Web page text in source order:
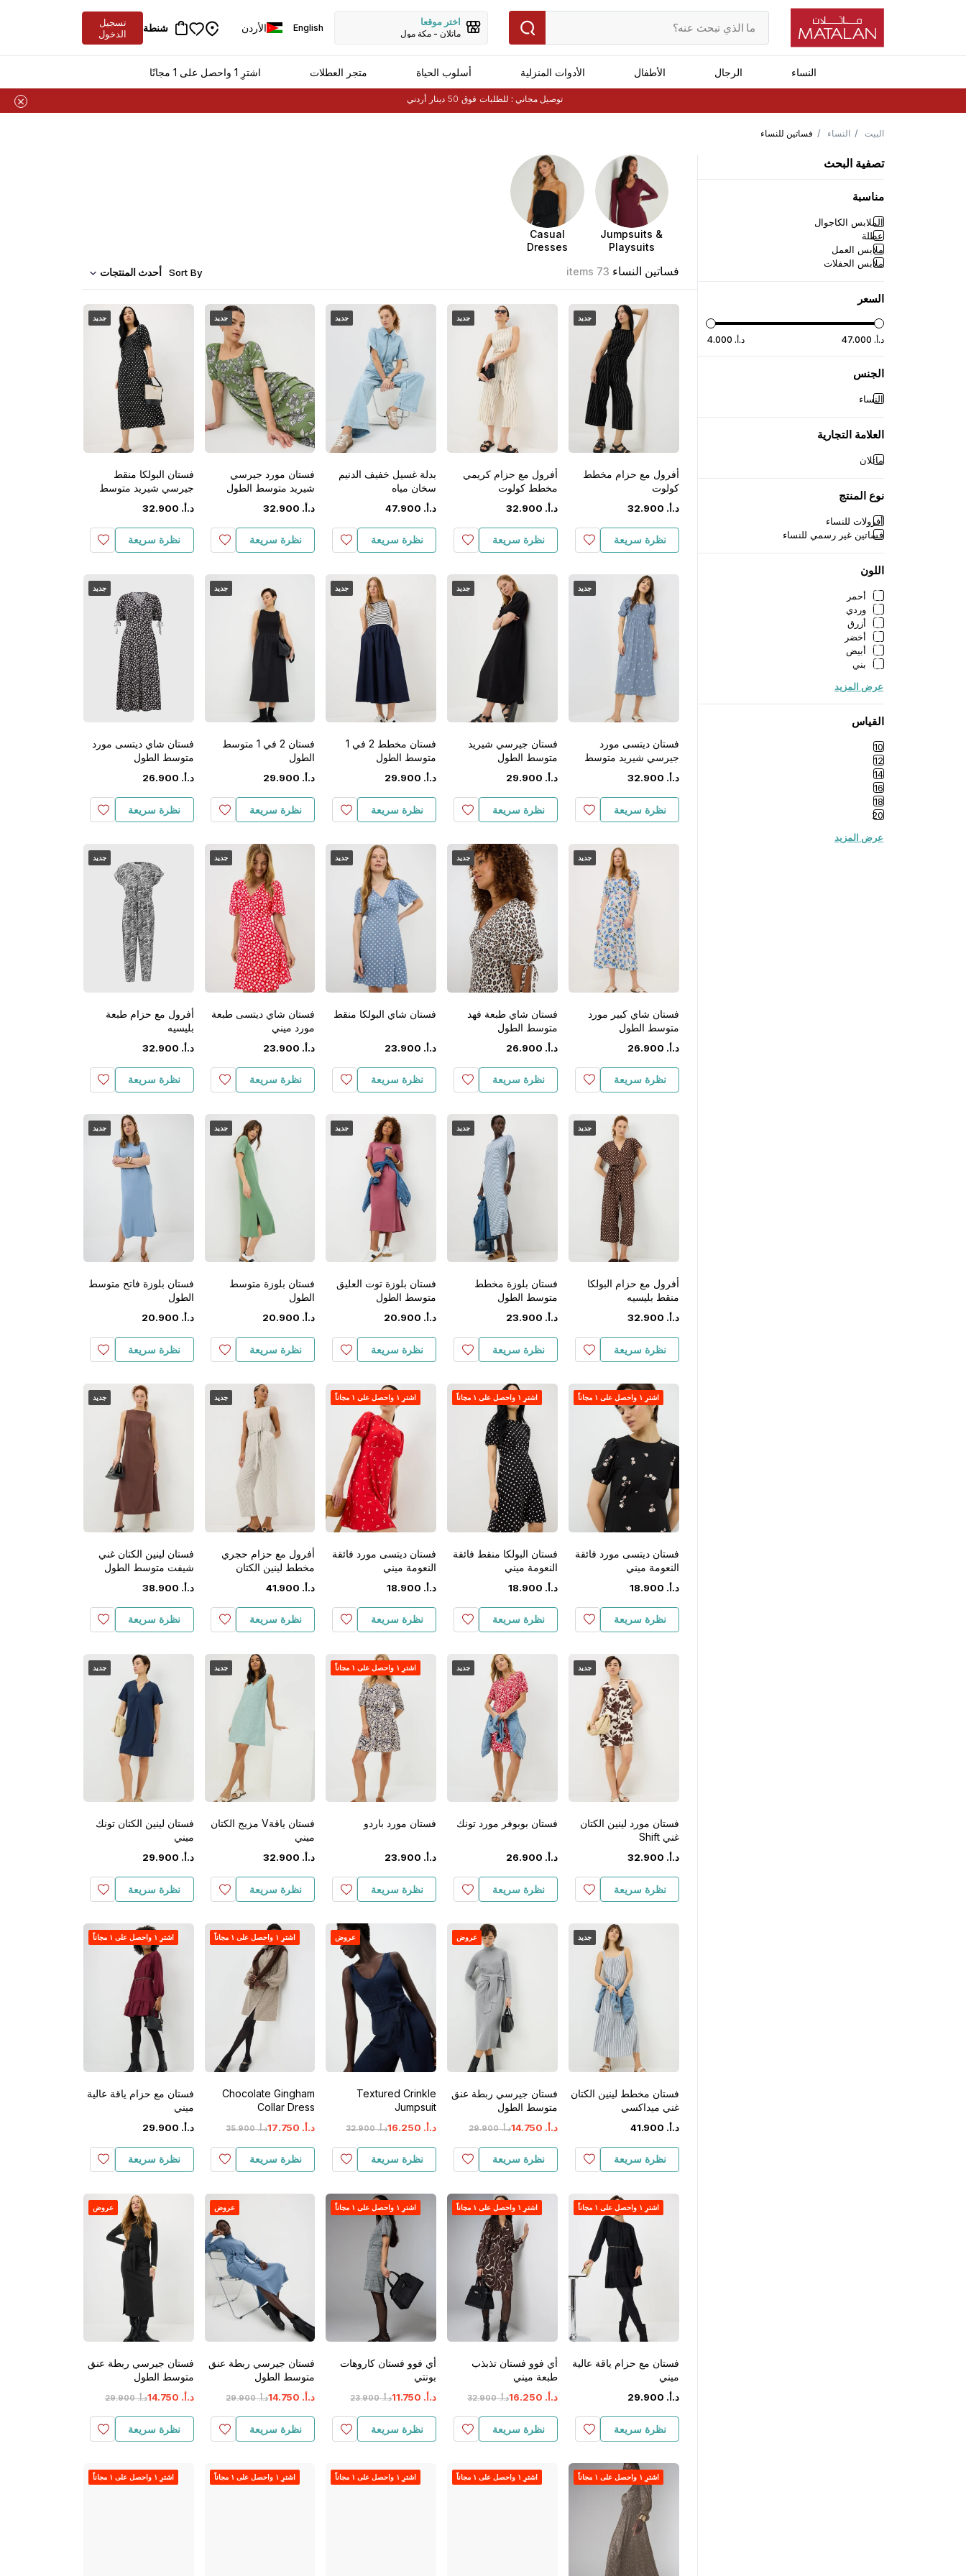
اختر موقعا
ماتلان - مكة مول
English الأردن شنطة
تسجيل
الدخول
النساء الرجال الأطفال الأدوات المنزلية أسلوب الحياة متجر العطلات اشترِ 1 واحصل على 1 مجانًا
توصيل مجاني : للطلبات فوق 50 دينار أردني
البيت النساء فساتين للنساء
تصفية البحث
مناسبة
الملابس الكاجوال
عطلة
ملابس العمل
ملابس الحفلات
السعر
د.أ. 4.000 د.أ. 47.000
الجنس
النساء
العلامة التجارية
ماتلان
نوع المنتج
أفرولات للنساء
فساتين غير رسمي للنساء
اللون
أحمر
وردي
أزرق
أخضر
أبيض
بني
عرض المزيد
القياس
10
12
14
16
18
20
عرض المزيد
Jumpsuits &
Playsuits
Casual
Dresses
فساتين النساء 73 items
Sort By أحدث المنتجات
جديد
أفرول مع حزام مخطط
كولوت
د.أ. 32.900
نظرة سريعة
جديد
أفرول مع حزام كريمي
مخطط كولوت
د.أ. 32.900
نظرة سريعة
جديد
بدلة غسيل خفيف الدنيم
سخان مياه
د.أ. 47.900
نظرة سريعة
جديد
فستان مورد جيرسي
شيريد متوسط الطول
د.أ. 32.900
نظرة سريعة
جديد
فستان البولكا منقط
جيرسي شيريد متوسط
الطول
د.أ. 32.900
نظرة سريعة
جديد
فستان ديتسى مورد
جيرسي شيريد متوسط
الطول
د.أ. 32.900
نظرة سريعة
جديد
فستان جيرسي شيريد
متوسط الطول
د.أ. 29.900
نظرة سريعة
جديد
فستان مخطط 2 في 1
متوسط الطول
د.أ. 29.900
نظرة سريعة
جديد
فستان 2 في 1 متوسط
الطول
د.أ. 29.900
نظرة سريعة
جديد
فستان شاي ديتسى مورد
متوسط الطول
د.أ. 26.900
نظرة سريعة
جديد
فستان شاي كبير مورد
متوسط الطول
د.أ. 26.900
نظرة سريعة
جديد
فستان شاي طبعة فهد
متوسط الطول
د.أ. 26.900
نظرة سريعة
جديد
فستان شاي البولكا منقط
د.أ. 23.900
نظرة سريعة
جديد
فستان شاي ديتسى طبعة
مورد ميني
د.أ. 23.900
نظرة سريعة
جديد
أفرول مع حزام طبعة
بليسيه
د.أ. 32.900
نظرة سريعة
جديد
أفرول مع حزام البولكا
منقط بليسيه
د.أ. 32.900
نظرة سريعة
جديد
فستان بلوزة مخطط
متوسط الطول
د.أ. 23.900
نظرة سريعة
جديد
فستان بلوزة توت العليق
متوسط الطول
د.أ. 20.900
نظرة سريعة
جديد
فستان بلوزة متوسط
الطول
د.أ. 20.900
نظرة سريعة
جديد
فستان بلوزة فاتح متوسط
الطول
د.أ. 20.900
نظرة سريعة
اشترِ ١ واحصل على ١ مجاناً
فستان ديتسى مورد فائقة
النعومة ميني
د.أ. 18.900
نظرة سريعة
اشترِ ١ واحصل على ١ مجاناً
فستان البولكا منقط فائقة
النعومة ميني
د.أ. 18.900
نظرة سريعة
اشترِ ١ واحصل على ١ مجاناً
فستان ديتسى مورد فائقة
النعومة ميني
د.أ. 18.900
نظرة سريعة
جديد
أفرول مع حزام حجري
مخطط لينين الكتان
د.أ. 41.900
نظرة سريعة
جديد
فستان لينين الكتان غني
شيفت متوسط الطول
د.أ. 38.900
نظرة سريعة
جديد
فستان مورد لينين الكتان
غني Shift
د.أ. 32.900
نظرة سريعة
جديد
فستان بوبوفر مورد تونك
د.أ. 26.900
نظرة سريعة
اشترِ ١ واحصل على ١ مجاناً
فستان مورد باردو
د.أ. 23.900
نظرة سريعة
جديد
فستان ياقةV مزيج الكتان
ميني
د.أ. 32.900
نظرة سريعة
جديد
فستان لينين الكتان تونك
ميني
د.أ. 29.900
نظرة سريعة
جديد
فستان مخطط لينين الكتان
غني ميداكسي
د.أ. 41.900
نظرة سريعة
عروض
فستان جيرسي ربطة عنق
متوسط الطول
د.أ.‏
29.900 د.أ. 14.750
نظرة سريعة
عروض
Textured Crinkle
Jumpsuit
د.أ.‏
32.900 د.أ. 16.250
نظرة سريعة
اشترِ ١ واحصل على ١ مجاناً
Chocolate Gingham
Collar Dress
د.أ.‏
35.900 د.أ. 17.750
نظرة سريعة
اشترِ ١ واحصل على ١ مجاناً
فستان مع حزام ياقة عالية
ميني
د.أ. 29.900
نظرة سريعة
اشترِ ١ واحصل على ١ مجاناً
فستان مع حزام ياقة عالية
ميني
د.أ. 29.900
نظرة سريعة
اشترِ ١ واحصل على ١ مجاناً
أي فوو فستان تذبذب
طبعة ميني
د.أ.‏
32.900 د.أ. 16.250
نظرة سريعة
اشترِ ١ واحصل على ١ مجاناً
أي فوو فستان كاروهات
بونتي
د.أ.‏
23.900 د.أ. 11.750
نظرة سريعة
عروض
فستان جيرسي ربطة عنق
متوسط الطول
د.أ.‏
29.900 د.أ. 14.750
نظرة سريعة
عروض
فستان جيرسي ربطة عنق
متوسط الطول
د.أ.‏
29.900 د.أ. 14.750
نظرة سريعة
اشترِ ١ واحصل على ١ مجاناً اشترِ ١ واحصل على ١ مجاناً اشترِ ١ واحصل على ١ مجاناً اشترِ ١ واحصل على ١ مجاناً اشترِ ١ واحصل على ١ مجاناً